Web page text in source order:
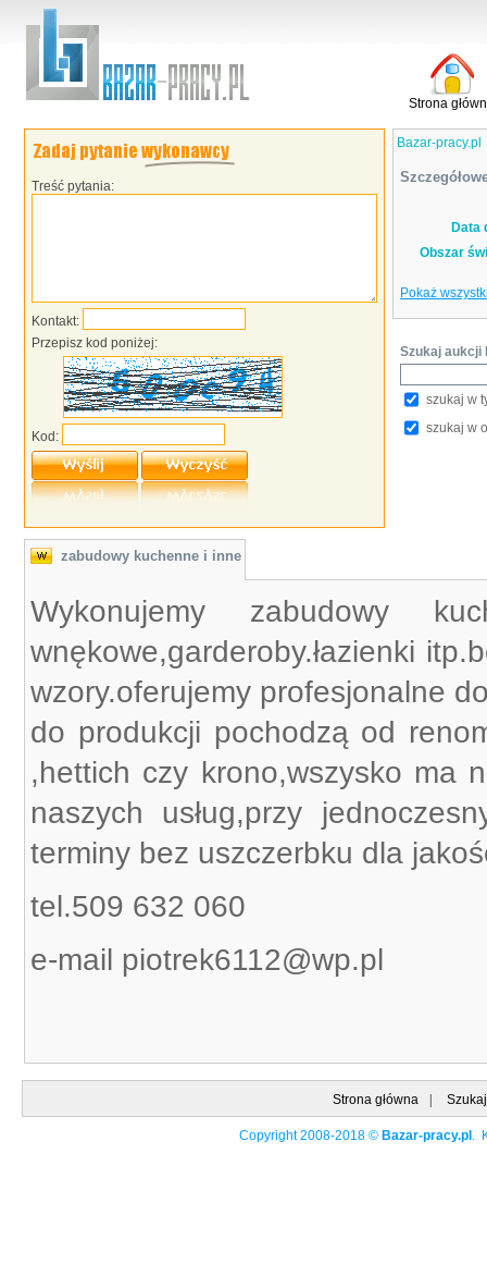
Strona
Treść pytania:
Kontakt:
Przepisz kod poniżej:
Kod:
Bazar-pracy.pl
Data
Obszar
Pokaż
Szukaj aukcji
szukaj w
szukaj w
zabudowy kuchenne i inne
Wykonujemy zabudowy
wnękowe,garderoby.łazienki
wzory.oferujemy profesjonalne
do produkcji pochodzą od
,hettich czy krono,wszysko ma
naszych usług,przy
terminy bez uszczerbku dla
tel.509 632 060
e-mail piotrek6112@wp.pl
Strona główna Szukaj
Copyright 2008-2018 © Bazar-pracy.pl .